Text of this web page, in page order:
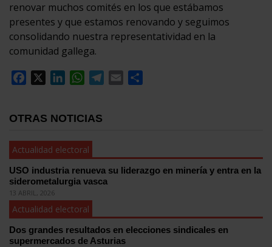
renovar muchos comités en los que estábamos
presentes y que estamos renovando y seguimos
consolidando nuestra representatividad en la
comunidad gallega.
Facebook
LinkedInWhatsApp
Telegram
Email
OTRAS NOTICIAS
Actualidad electoral
USO industria renueva su liderazgo en minería y entra en la
siderometalurgia vasca
13 ABRIL, 2026
Actualidad electoral
Dos grandes resultados en elecciones sindicales en
supermercados de Asturias